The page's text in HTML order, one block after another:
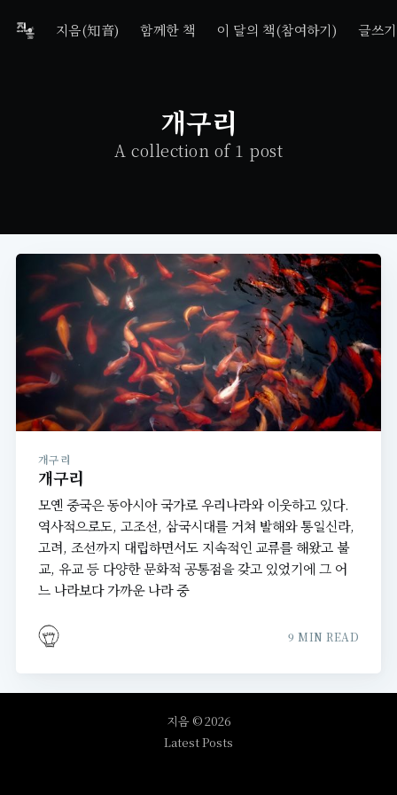
지음(知音) 함께한 책 이 달의 책(참여하기) 글쓰기
개구리
A collection of 1 post
개구리
개구리
모옌 중국은 동아시아 국가로 우리나라와 이웃하고 있다.
역사적으로도, 고조선, 삼국시대를 거쳐 발해와 통일신라,
고려, 조선까지 대립하면서도 지속적인 교류를 해왔고 불
교, 유교 등 다양한 문화적 공통점을 갖고 있었기에 그 어
느 나라보다 가까운 나라 중
9 MIN READ
지음© 2026
Latest Posts